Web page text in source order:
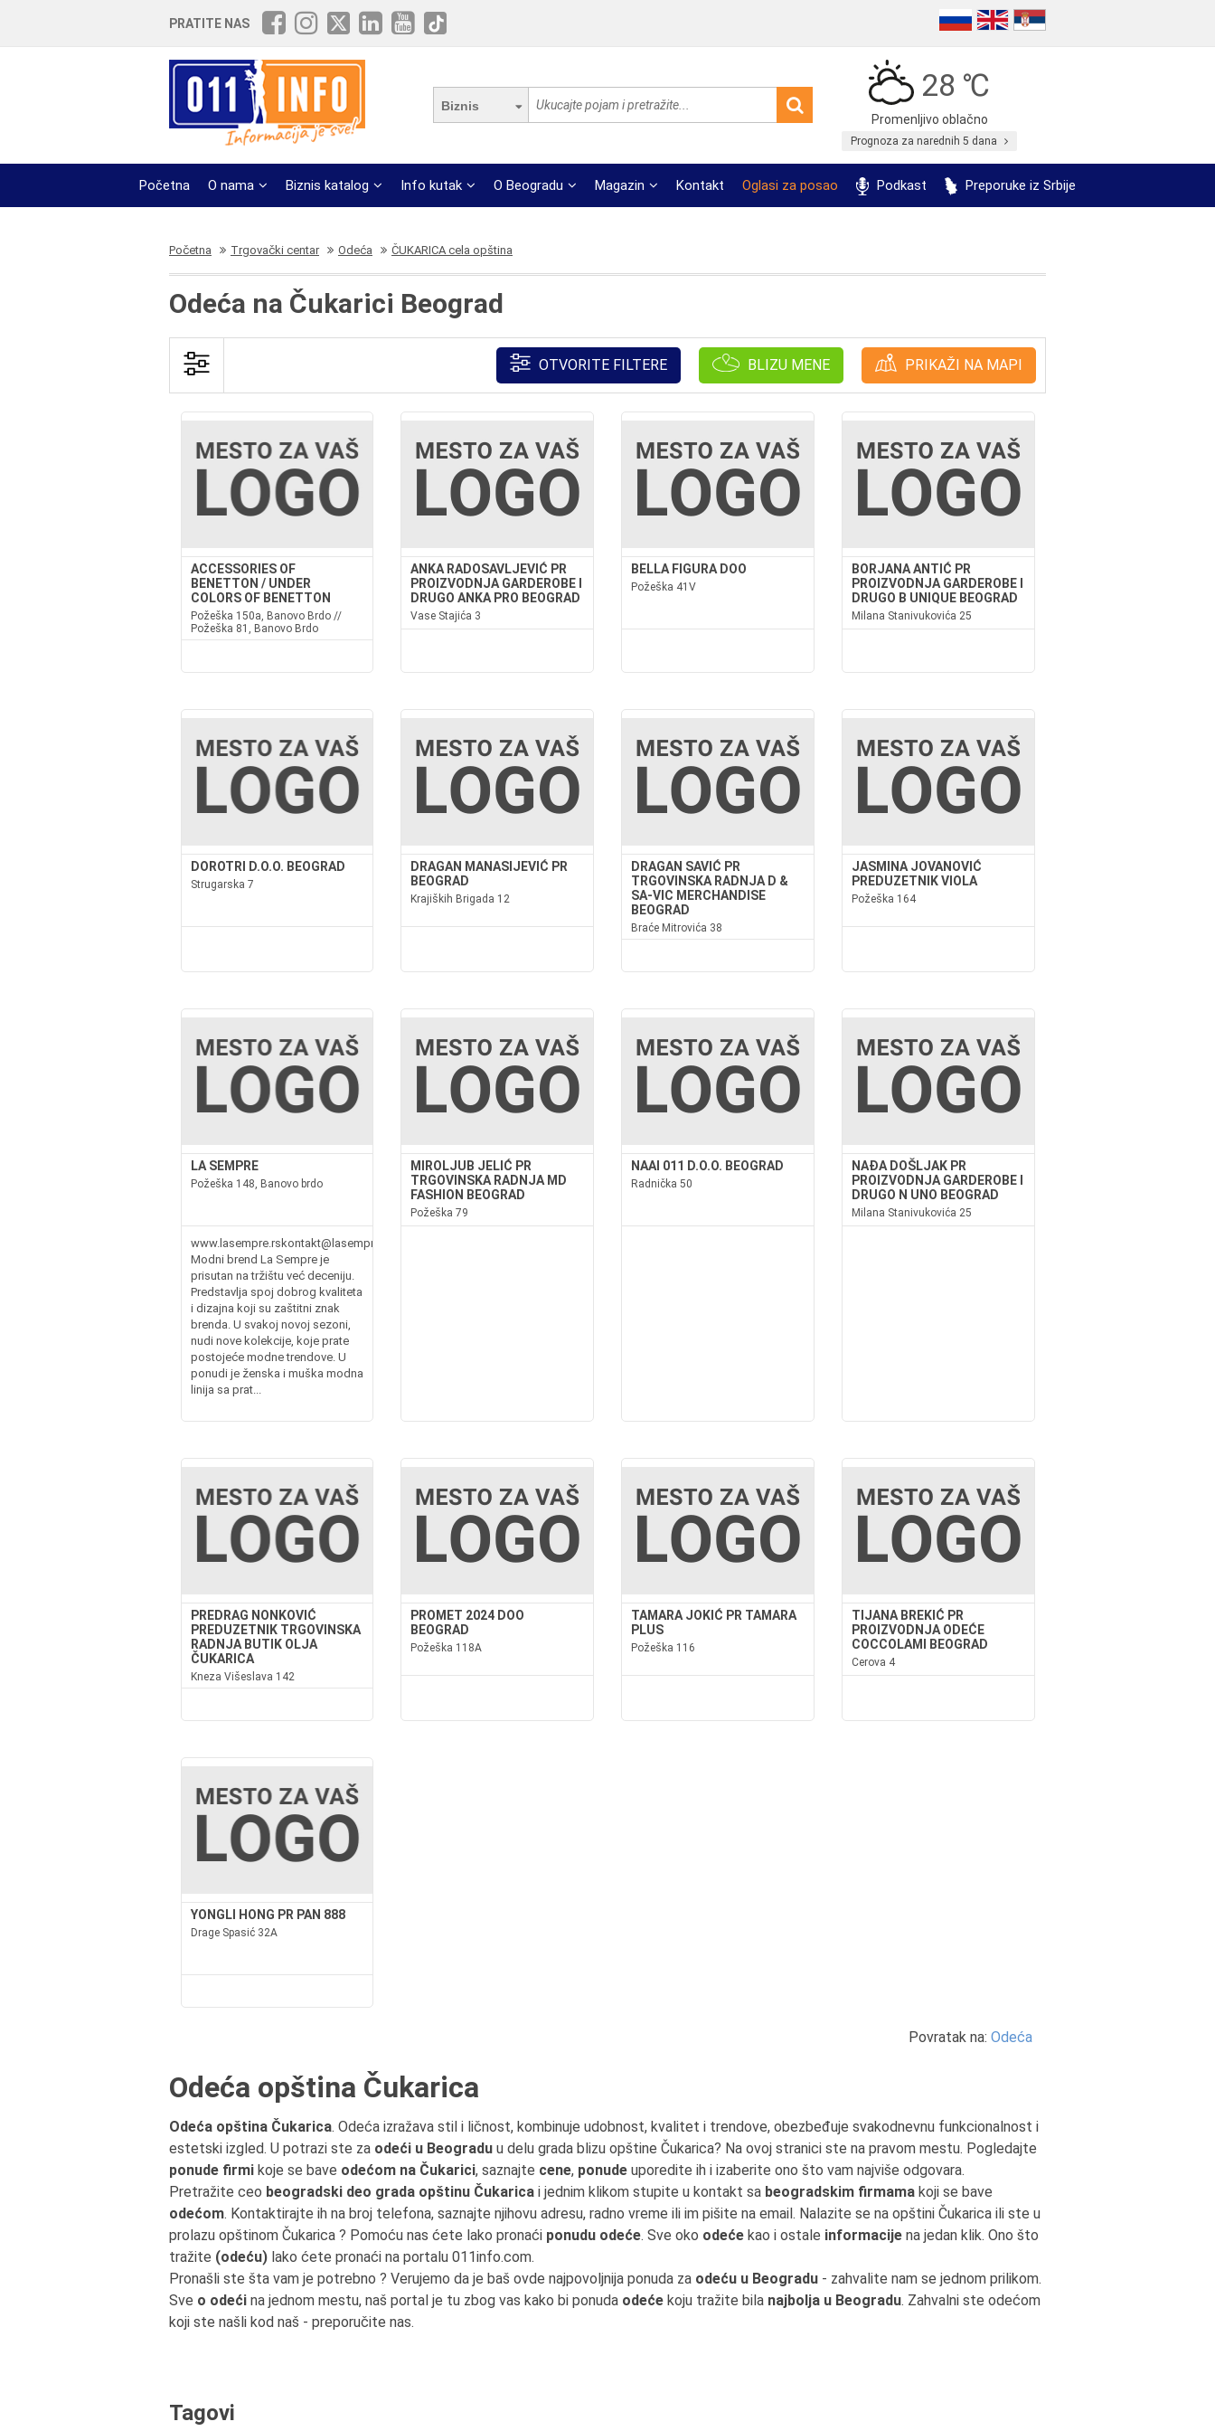
PRATITE NAS
Biznis
28 ℃
Promenljivo oblačno
Prognoza za narednih 5 dana
Početna O nama Biznis katalog Info kutak O Beogradu Magazin Kontakt Oglasi za posao Podkast Preporuke iz Srbije
Početna Trgovački centar Odeća ČUKARICA cela opština
Odeća na Čukarici Beograd
OTVORITE FILTERE BLIZU MENE PRIKAŽI NA MAPI
ACCESSORIES OF
BENETTON / UNDER
COLORS OF BENETTON
Požeška 150a, Banovo Brdo //
Požeška 81, Banovo Brdo
ANKA RADOSAVLJEVIĆ PR
PROIZVODNJA GARDEROBE I
DRUGO ANKA PRO BEOGRAD
Vase Stajića 3
BELLA FIGURA DOO
Požeška 41V
BORJANA ANTIĆ PR
PROIZVODNJA GARDEROBE I
DRUGO B UNIQUE BEOGRAD
Milana Stanivukovića 25
DOROTRI D.O.O. BEOGRAD
Strugarska 7
DRAGAN MANASIJEVIĆ PR
BEOGRAD
Krajiških Brigada 12
DRAGAN SAVIĆ PR
TRGOVINSKA RADNJA D &
SA-VIC MERCHANDISE
BEOGRAD
Braće Mitrovića 38
JASMINA JOVANOVIĆ
PREDUZETNIK VIOLA
Požeška 164
LA SEMPRE
Požeška 148, Banovo brdo
www.lasempre.rskontakt@lasempre.rs
Modni brend La Sempre je
prisutan na tržištu već deceniju.
Predstavlja spoj dobrog kvaliteta
i dizajna koji su zaštitni znak
brenda. U svakoj novoj sezoni,
nudi nove kolekcije, koje prate
postojeće modne trendove. U
ponudi je ženska i muška modna
linija sa prat...
MIROLJUB JELIĆ PR
TRGOVINSKA RADNJA MD
FASHION BEOGRAD
Požeška 79
NAAI 011 D.O.O. BEOGRAD
Radnička 50
NAĐA DOŠLJAK PR
PROIZVODNJA GARDEROBE I
DRUGO N UNO BEOGRAD
Milana Stanivukovića 25
PREDRAG NONKOVIĆ
PREDUZETNIK TRGOVINSKA
RADNJA BUTIK OLJA
ČUKARICA
Kneza Višeslava 142
PROMET 2024 DOO
BEOGRAD
Požeška 118A
TAMARA JOKIĆ PR TAMARA
PLUS
Požeška 116
TIJANA BREKIĆ PR
PROIZVODNJA ODEĆE
COCCOLAMI BEOGRAD
Cerova 4
YONGLI HONG PR PAN 888
Drage Spasić 32A
Povratak na: Odeća
Odeća opština Čukarica
Odeća opština Čukarica. Odeća izražava stil i ličnost, kombinuje udobnost, kvalitet i trendove, obezbeđuje svakodnevnu funkcionalnost i
estetski izgled. U potrazi ste za odeći u Beogradu u delu grada blizu opštine Čukarica? Na ovoj stranici ste na pravom mestu. Pogledajte
ponude firmi koje se bave odećom na Čukarici, saznajte cene, ponude uporedite ih i izaberite ono što vam najviše odgovara.
Pretražite ceo beogradski deo grada opštinu Čukarica i jednim klikom stupite u kontakt sa beogradskim firmama koji se bave
odećom. Kontaktirajte ih na broj telefona, saznajte njihovu adresu, radno vreme ili im pišite na email. Nalazite se na opštini Čukarica ili ste u
prolazu opštinom Čukarica ? Pomoću nas ćete lako pronaći ponudu odeće. Sve oko odeće kao i ostale informacije na jedan klik. Ono što
tražite (odeću) lako ćete pronaći na portalu 011info.com.
Pronašli ste šta vam je potrebno ? Verujemo da je baš ovde najpovoljnija ponuda za odeću u Beogradu - zahvalite nam se jednom prilikom.
Sve o odeći na jednom mestu, naš portal je tu zbog vas kako bi ponuda odeće koju tražite bila najbolja u Beogradu. Zahvalni ste odećom
koji ste našli kod naš - preporučite nas.
Tagovi